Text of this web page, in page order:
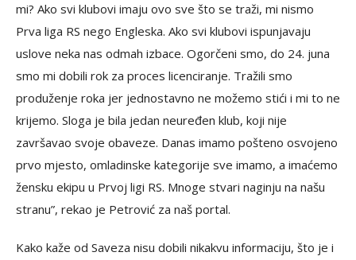
mi? Ako svi klubovi imaju ovo sve što se traži, mi nismo
Prva liga RS nego Engleska. Ako svi klubovi ispunjavaju
uslove neka nas odmah izbace. Ogorčeni smo, do 24. juna
smo mi dobili rok za proces licenciranje. Tražili smo
produženje roka jer jednostavno ne možemo stići i mi to ne
krijemo. Sloga je bila jedan neuređen klub, koji nije
završavao svoje obaveze. Danas imamo pošteno osvojeno
prvo mjesto, omladinske kategorije sve imamo, a imaćemo
žensku ekipu u Prvoj ligi RS. Mnoge stvari naginju na našu
stranu”, rekao je Petrović za naš portal.
Kako kaže od Saveza nisu dobili nikakvu informaciju, što je i